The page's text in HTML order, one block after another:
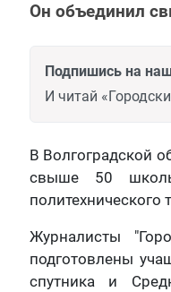
Он объединил
Подпишись на
И читай
В Волгоградской
свыше 50
политехнического
Журналисты
подготовлены
спутника и